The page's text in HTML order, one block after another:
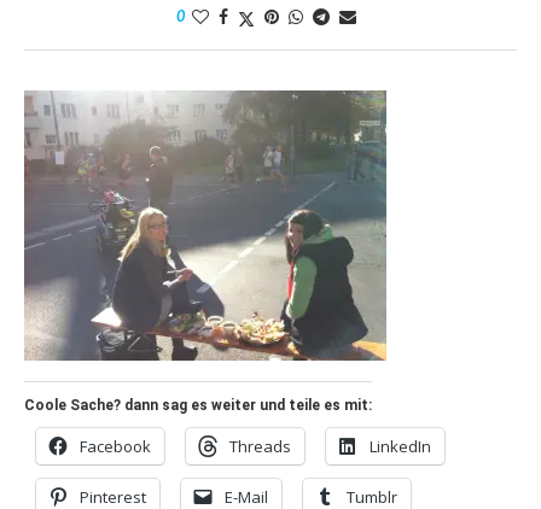
0
Coole Sache? dann sag es weiter und teile es mit:
Facebook Threads LinkedIn
Pinterest E-Mail Tumblr